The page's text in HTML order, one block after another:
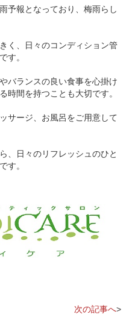
予報となっており、梅雨らし
く、日々のコンディション管
す。
バランスの良い食事を心掛け
時間を持つことも大切です。
サージ、お風呂をご用意して
、日々のリフレッシュのひと
す。
次の記事へ>